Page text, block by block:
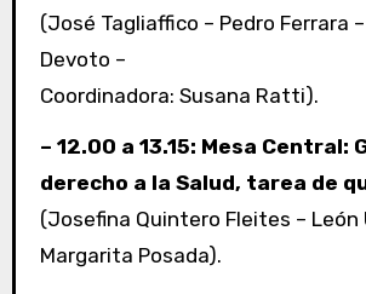
(José Tagliaffico – Pedro Ferrara
Devoto –
Coordinadora: Susana Ratti).
– 12.00 a 13.15: Mesa Central:
derecho a la Salud, tarea de
(Josefina Quintero Fleites – León
Margarita Posada).